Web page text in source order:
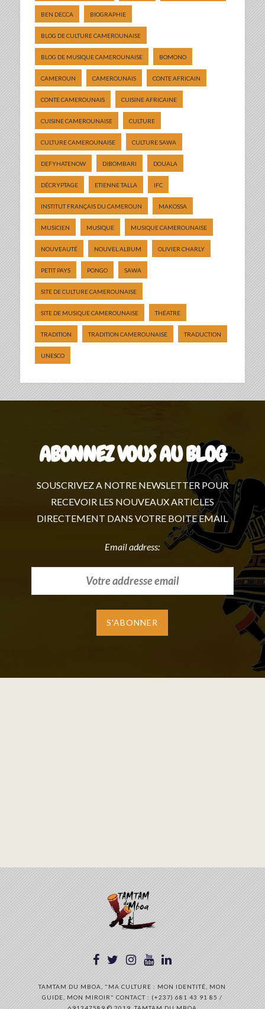
BEN DECCA BIOGRAPHIE
BLOG DE CULTURE CAMEROUNAISE
BLOG DE MUSIQUE CAMEROUNAISE BOMONO
CAMEROUN CAMEROUNAIS CONTE AFRICAIN
CONTE CAMEROUNAIS CUISINE AFRICAINE
CUISINE CAMEROUNAISE CULTURE
CULTURE CAMEROUNAISE CULTURE SAWA
DEFYHATENOW DIBOMBARI DOUALA
DÉCRYPTAGE ETIENNE TALLA IFC
INSTITUT FRANÇAIS DU CAMEROUN MAKOSSA
MUSICIEN MUSIQUE MUSIQUE CAMEROUNAISE
NOUVEAUTÉ NOUVEL ALBUM OLIVIER CHARLY
PETIT PAYS PONGO SAWA
SITE DE CULTURE CAMEROUNAISE
SITE DE MUSIQUE CAMEROUNAISE THÉATRE
TRADITION TRADITION CAMEROUNAISE TRADUCTION
UNESCO
ABONNEZ VOUS AU BLOG
SOUSCRIVEZ A NOTRE NEWSLETTER POUR
RECEVOIR LES NOUVEAUX ARTICLES
DIRECTEMENT DANS VOTRE BOITE EMAIL
Email address:
TAMTAM DU MBOA, "MA CULTURE : MON IDENTITÉ, MON
GUIDE, MON MIROIR" CONTACT : (+237) 681 43 91 85 /